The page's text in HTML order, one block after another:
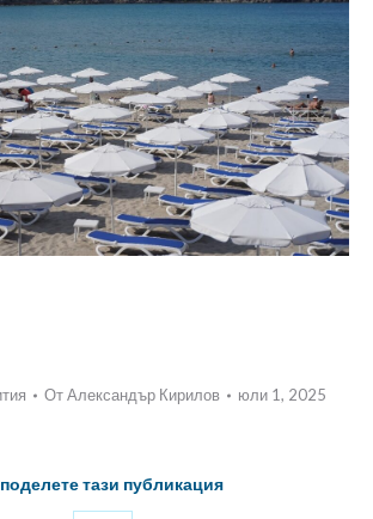
ОтАлександър Кирилов юли 1, 2025
тази публикация